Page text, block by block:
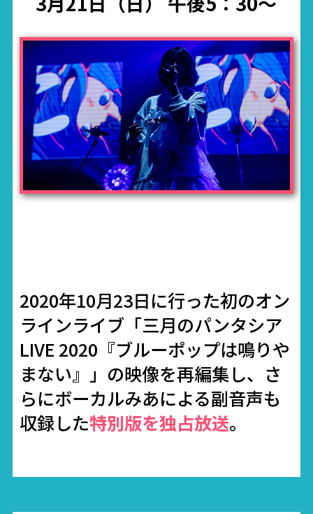
2020年10月23日に行った初のオン
ラインライブ「三月のパンタシア
LIVE 2020『ブルーポップは鳴りや
まない』」の映像を再編集し、さ
らにボーカルみあによる副音声も
収録した特別版を独占放送。